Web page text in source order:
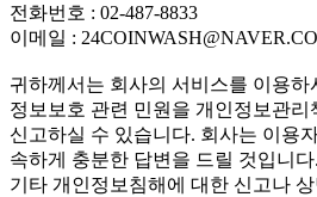
전화번호 : 02-487-8833
이메일 :
귀하께서는 회사의 서비스를 이용하
정보보호 관련 민원을 개인정보관리
신고하실 수 있습니다. 회사는 이용
속하게 충분한 답변을 드릴 것입니다.
기타 개인정보침해에 대한 신고나